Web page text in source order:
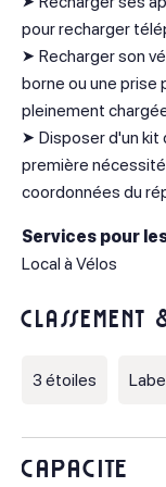
pour recharger
➤ Recharger son
borne ou une
pleinement
➤ Disposer d'un kit
première
coordonnées du
Services pour
Local à Vélos
Classement
3 étoiles
Capacité